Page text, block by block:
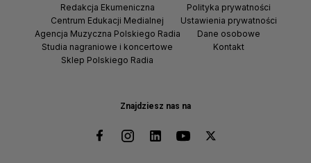
Znajdziesz nas na
Redakcja Ekumeniczna
Centrum Edukacji Medialnej
Agencja Muzyczna Polskiego Radia
Studia nagraniowe i koncertowe
Sklep Polskiego Radia
Polityka prywatności
Ustawienia prywatności
Dane osobowe
Kontakt